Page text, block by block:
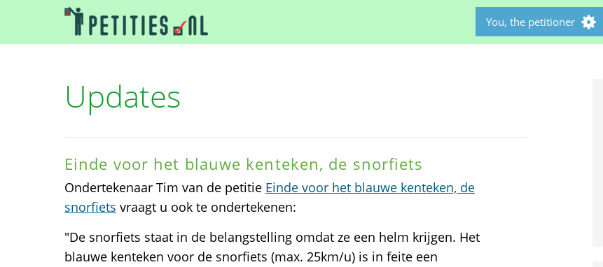
You, the petitioner
Updates
Einde voor het blauwe kenteken, de snorfiets
Ondertekenaar Tim van de petitie Einde voor het blauwe kenteken, de
snorfiets vraagt u ook te ondertekenen:
"De snorfiets staat in de belangstelling omdat ze een helm krijgen. Het
blauwe kenteken voor de snorfiets (max. 25km/u) is in feite een